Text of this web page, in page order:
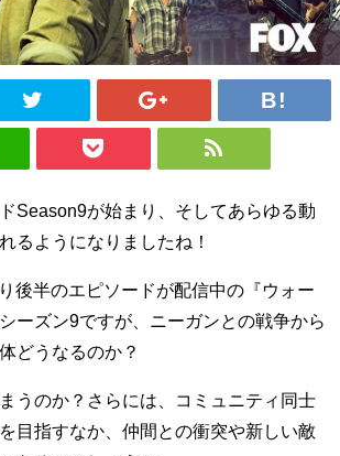
Season9が始まり、そしてあらゆる動
るようになりましたね！
後半のエピソードが配信中の『ウォー
ーズン9ですが、ニーガンとの戦争から
どうなるのか？
うのか？さらには、コミュニティ同士
目指すなか、仲間との衝突や新しい敵